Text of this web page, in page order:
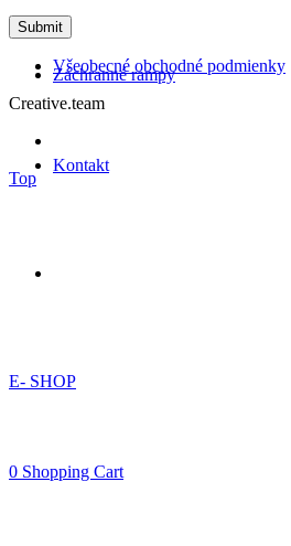
Záchranné rampy
Kontakt
E- SHOP
0 Shopping Cart
Všeobecné obchodné podmienky
Creative.team
Top